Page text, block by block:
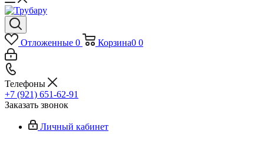
Отложенные 0 Корзина0 0
Телефоны
+7 (921) 651-62-91
Заказать звонок
Личный кабинет